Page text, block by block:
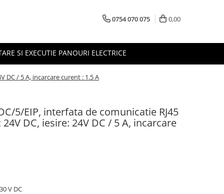
0754 070 075 0,00
SI EXECUTIE PANOURI ELECTRICE
DC / 5 A, incarcare curent : 1.5 A
5/EIP, interfata de comunicatie RJ45
DC, iesire: 24V DC / 5 A, incarcare
V DC